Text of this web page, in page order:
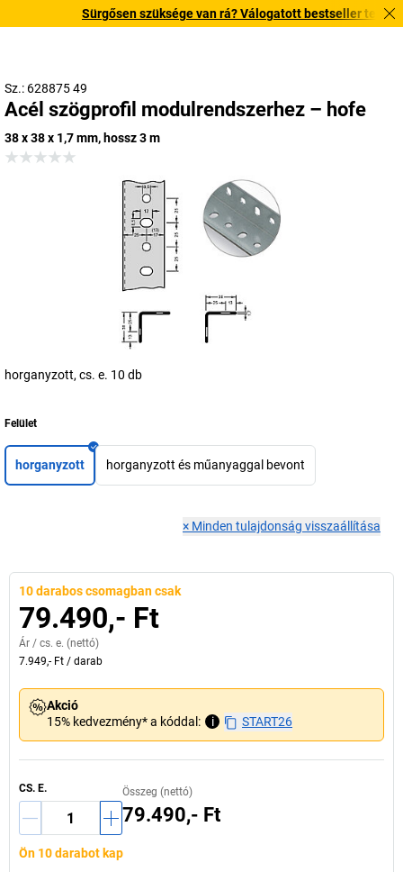
Sürgősen szüksége van rá? Válogatott bestseller
Sz.: 628875 49
Acél szögprofil modulrendszerhez – hofe
38 x 38 x 1,7 mm, hossz 3 m
horganyzott, cs. e. 10 db
Felület
horganyzott horganyzott és műanyaggal bevont
× Minden tulajdonság visszaállítása
10 darabos csomagban csak
79.490,- Ft
Ár / cs. e. (nettó)
7.949,- Ft / darab
Akció
15% kedvezmény* a kóddal:
i START26
CS. E. Összeg (nettó)
79.490,- Ft
Ön 10 darabot kap